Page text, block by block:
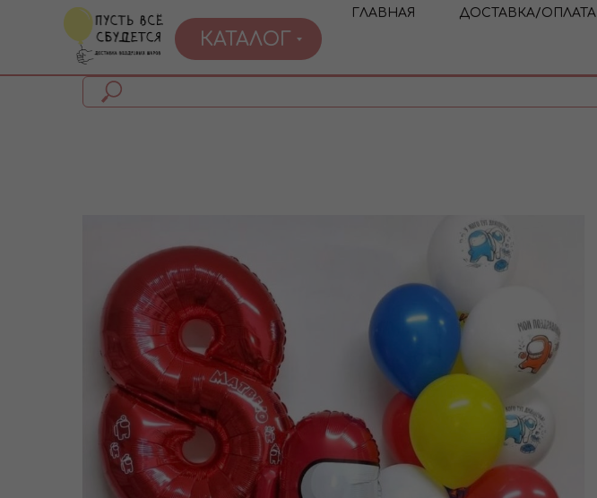
КАТАЛОГ
ГЛАВНАЯ ДОСТАВКА/ОПЛАТА